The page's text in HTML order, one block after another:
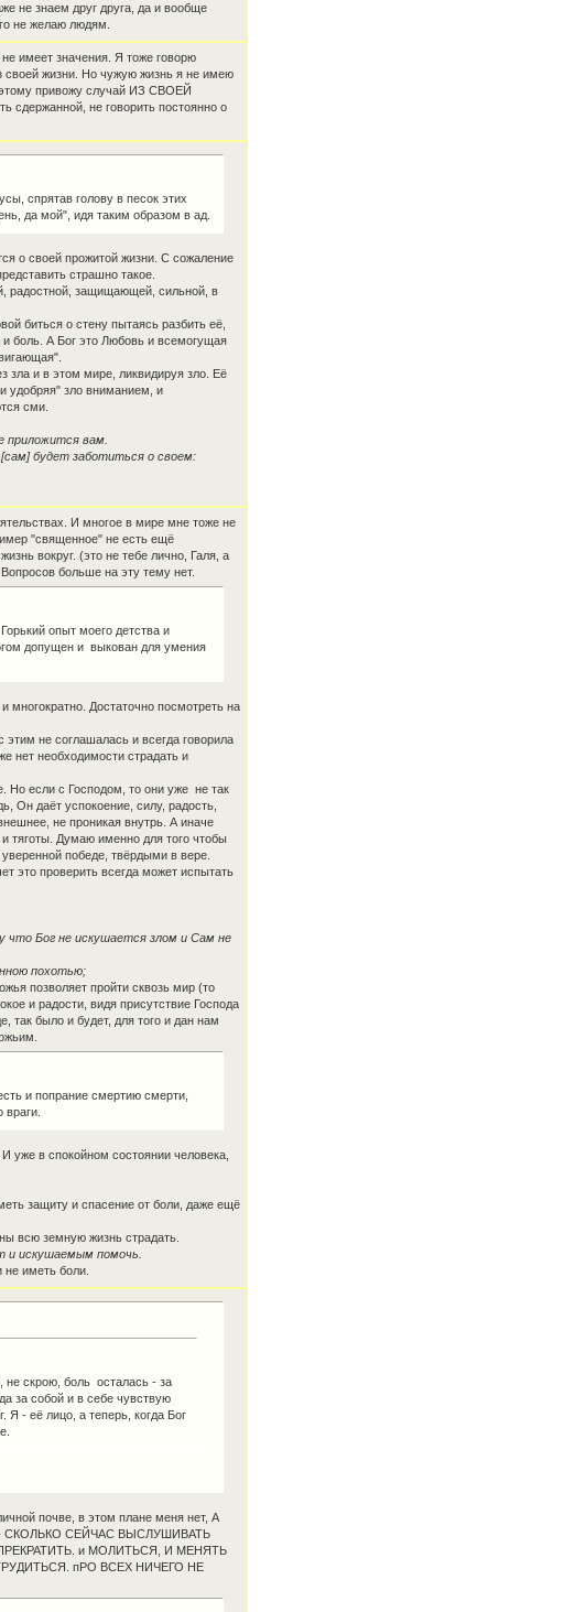
не знаем друг друга, да и вообще
не желаю людям.
имеет значения. Я тоже говорю
своей жизни. Но чужую жизнь я не имею
привожу случай ИЗ СВОЕЙ
не говорить постоянно о
спрятав голову в песок этих
да мой", идя таким образом в ад.
о своей прожитой жизни. С сожаление
страшно такое.
радостной, защищающей, сильной, в
биться о стену пытаясь разбить её,
и боль. А Бог это Любовь и всемогущая
зла и в этом мире, ликвидируя зло. Её
удобряя" зло вниманием, и
сми.
приложится вам.
будет заботиться о своем:
И многое в мире мне тоже не
"священное" не есть ещё
вокруг. (это не тебе лично, Галя, а
больше на эту тему нет.
опыт моего детства и
допущен и выкован для умения
многократно. Достаточно посмотреть на
этим не соглашалась и всегда говорила
нет необходимости страдать и
Но если с Господом, то они уже не так
Он даёт успокоение, силу, радость,
не проникая внутрь. А иначе
тяготы. Думаю именно для того чтобы
победе, твёрдыми в вере.
это проверить всегда может испытать
что Бог не искушается злом и Сам не
похотью;
позволяет пройти сквозь мир (то
и радости, видя присутствие Господа
так было и будет, для того и дан нам
и попрание смертию смерти,
уже в спокойном состоянии человека,
защиту и спасение от боли, даже ещё
всю земную жизнь страдать.
и искушаемым помочь.
иметь боли.
не скрою, боль осталась - за
за собой и в себе чувствую
Я - её лицо, а теперь, когда Бог
почве, в этом плане меня нет, А
- СКОЛЬКО СЕЙЧАС ВЫСЛУШИВАТЬ
и МОЛИТЬСЯ, И МЕНЯТЬ
пРО ВСЕХ НИЧЕГО НЕ